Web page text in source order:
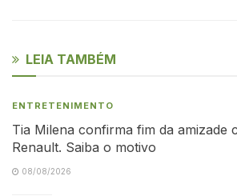
LEIA TAMBÉM
ENTRETENIMENTO
Tia Milena confirma fim da amizade
Renault. Saiba o motivo
08/08/2026